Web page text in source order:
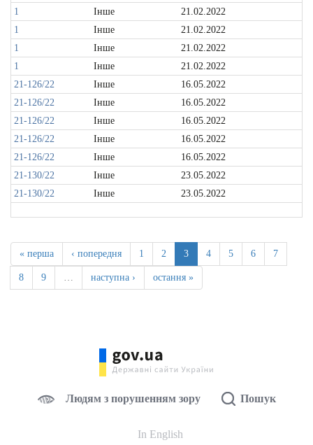
1
Інше
21.02.2022
1
Інше
21.02.2022
1
Інше
21.02.2022
1
Інше
21.02.2022
21-126/22
Інше
16.05.2022
21-126/22
Інше
16.05.2022
21-126/22
Інше
16.05.2022
21-126/22
Інше
16.05.2022
21-126/22
Інше
16.05.2022
21-130/22
Інше
23.05.2022
21-130/22
Інше 23.05.2022
« перша ‹ попередня 1 2 3 4 5 6 7
8 9 … наступна › остання »
Людям з порушенням зору Пошук
In English